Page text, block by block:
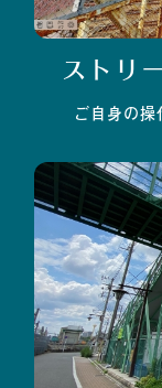
ストリ
ご自身の操